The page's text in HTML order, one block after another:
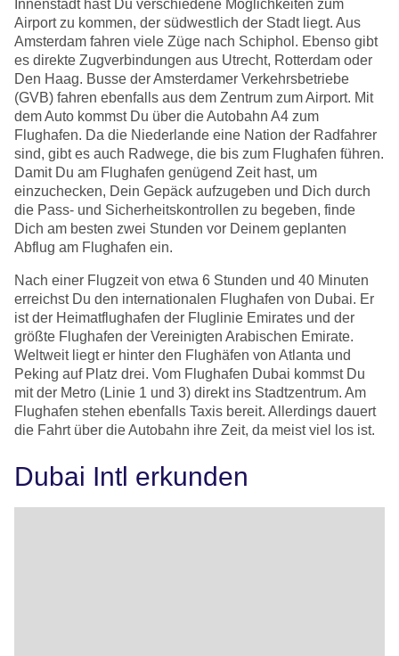
Innenstadt hast Du verschiedene Möglichkeiten zum
Airport zu kommen, der südwestlich der Stadt liegt. Aus
Amsterdam fahren viele Züge nach Schiphol. Ebenso gibt
es direkte Zugverbindungen aus Utrecht, Rotterdam oder
Den Haag. Busse der Amsterdamer Verkehrsbetriebe
(GVB) fahren ebenfalls aus dem Zentrum zum Airport. Mit
dem Auto kommst Du über die Autobahn A4 zum
Flughafen. Da die Niederlande eine Nation der Radfahrer
sind, gibt es auch Radwege, die bis zum Flughafen führen.
Damit Du am Flughafen genügend Zeit hast, um
einzuchecken, Dein Gepäck aufzugeben und Dich durch
die Pass- und Sicherheitskontrollen zu begeben, finde
Dich am besten zwei Stunden vor Deinem geplanten
Abflug am Flughafen ein.
Nach einer Flugzeit von etwa 6 Stunden und 40 Minuten
erreichst Du den internationalen Flughafen von Dubai. Er
ist der Heimatflughafen der Fluglinie Emirates und der
größte Flughafen der Vereinigten Arabischen Emirate.
Weltweit liegt er hinter den Flughäfen von Atlanta und
Peking auf Platz drei. Vom Flughafen Dubai kommst Du
mit der Metro (Linie 1 und 3) direkt ins Stadtzentrum. Am
Flughafen stehen ebenfalls Taxis bereit. Allerdings dauert
die Fahrt über die Autobahn ihre Zeit, da meist viel los ist.
Dubai Intl erkunden